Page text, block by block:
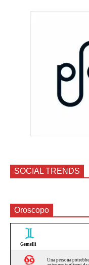
SOCIAL TRENDS
Oroscopo